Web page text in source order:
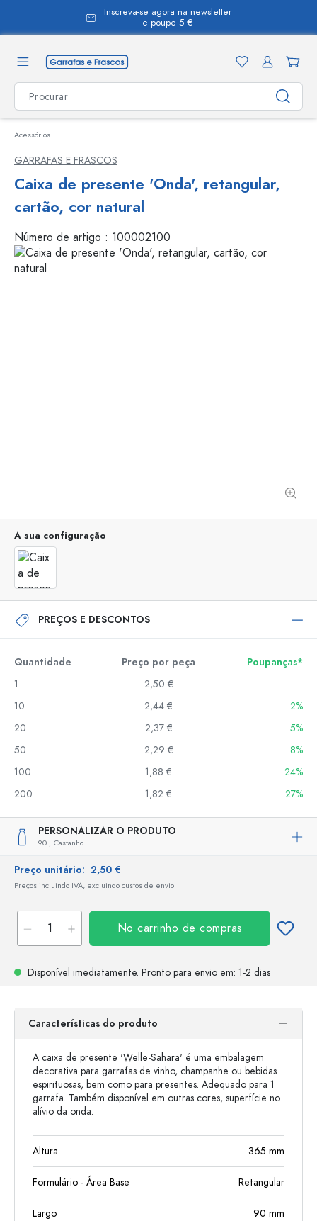
Inscreva-se agora na newsletter
e poupe 5 €
Acessórios
GARRAFAS E FRASCOS
Caixa de presente 'Onda', retangular,
cartão, cor natural
Número de artigo : 100002100
A sua configuração
PREÇOS E DESCONTOS
Quantidade Preço por peça
Poupanças*
1
2,50 €
10
2,44 €
2%
20
2,37 €
5%
50
2,29 €
8%
100
1,88 €
24%
200
1,82 € 27%
PERSONALIZAR O PRODUTO
90 , Castanho
Preço unitário: 2,50 €
Preços incluindo IVA, excluindo custos de envio
No carrinho de compras
Disponível imediatamente. Pronto para envio em: 1-2 dias
Características do produto
A caixa de presente 'Welle-Sahara' é uma embalagem
decorativa para garrafas de vinho, champanhe ou bebidas
espirituosas, bem como para presentes. Adequado para 1
garrafa. Também disponível em outras cores, superfície no
alívio da onda.
Altura 365 mm
Formulário - Área Base Retangular
Largo 90 mm